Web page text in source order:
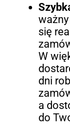
się
W
dni
a
do